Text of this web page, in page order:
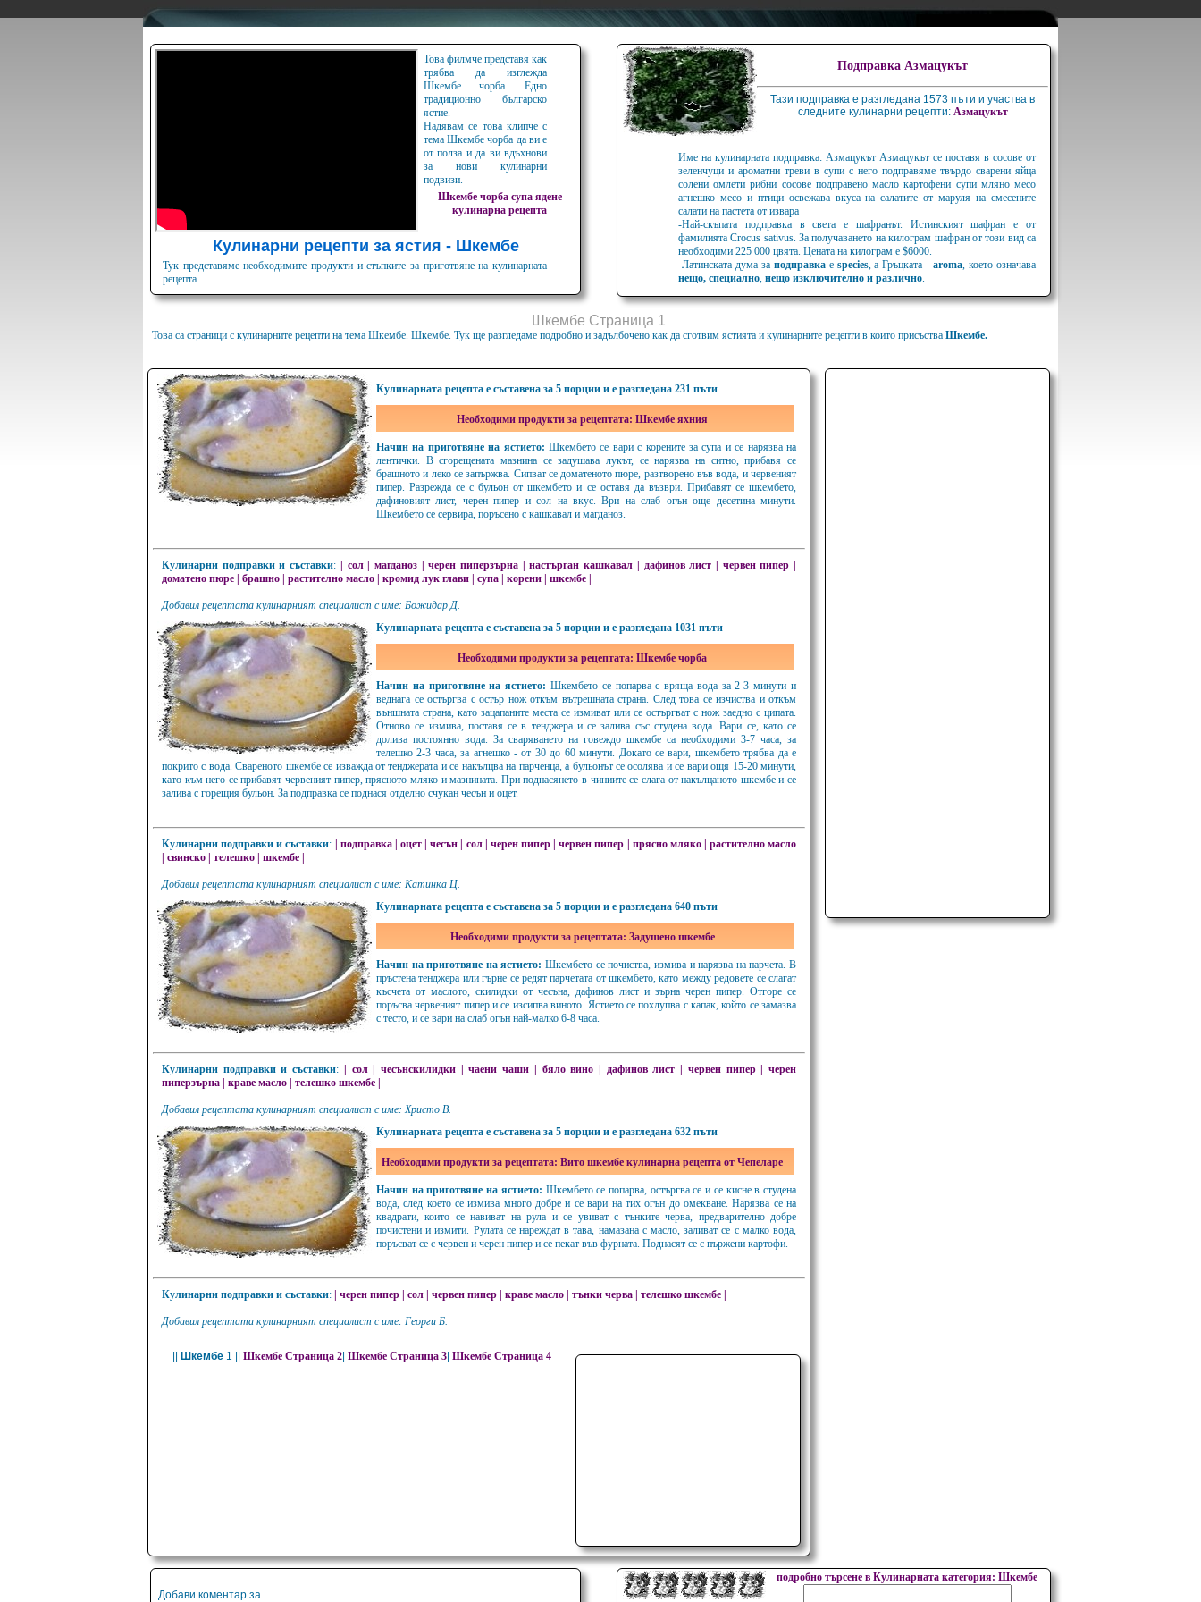
Това филмче представя как
трябва да изглежда
Шкембе чорба. Едно
традиционно българско
ястие.
Надявам се това клипче с
тема Шкембе чорба да ви е
от полза и да ви вдъхнови
за нови кулинарни
подвизи.
Шкембе чорба супа ядене
кулинарна рецепта
Кулинарни рецепти за ястия - Шкембе
Тук представяме необходимите продукти и стъпките за приготвяне на кулинарната
рецепта
Подправка Азмацукът
Тази подправка е разгледана 1573 пъти и участва в
следните кулинарни рецепти: Азмацукът
Име на кулинарната подправка: Азмацукът Aзмацукът се поставя в сосове от
зеленчуци и ароматни треви в супи с него подправяме твърдо сварени яйца
солени омлети рибни сосове подправено масло картофени супи мляно месо
агнешко месо и птици освежава вкуса на салатите от маруля на смесените
салати на пастета от извара
-Най-скъпата подправка в света е шафранът. Истинският шафран е от
фамилията Crocus sativus. За получаването на килограм шафран от този вид са
необходими 225 000 цвята. Цената на килограм е $6000.
-Латинската дума за подправкае species, а Гръцката -aroma, което означава
нещо, специално, нещо изключително и различно.
Шкембе Страница 1
Това са страници с кулинарните рецепти на тема Шкембе. Шкембе. Тук ще разгледаме подробно и задълбочено как да сготвим ястията и кулинарните рецепти в които присъства Шкембе.
Кулинарната рецепта е съставена за 5 порции и е разгледана 231 пъти
Необходими продукти за рецептата: Шкембе яхния
Начин на приготвяне на ястието: Шкембето се вари с корените за супа и се нарязва на
лентички. В сгорещената мазнина се задушава лукът, се нарязва на ситно, прибавя се
брашното и леко се запържва. Сипват се доматеното пюре, разтворено във вода, и червеният
пипер. Разрежда се с бульон от шкембето и се оставя да възври. Прибавят се шкембето,
дафиновият лист, черен пипер и сол на вкус. Ври на слаб огън още десетина минути.
Шкембето се сервира, поръсено с кашкавал и магданоз.
Кулинарни подправки и съставки: сол магданоз |черен пиперзърна |настърган кашкавал дафинов лист червен пипер
доматено пюре
брашно растително масло кромид лук глави супа корени шкембе
Добавил рецептата кулинарният специалист с име: Божидар Д.
Кулинарната рецепта е съставена за 5 порции и е разгледана 1031 пъти
Необходими продукти за рецептата: Шкембе чорба
Начин на приготвяне на ястието: Шкембето се попарва с вряща вода за 2-3 минути и
веднага се остъргва с остър нож откъм вътрешната страна. След това се изчиства и откъм
външната страна, като зацапаните места се измиват или се остъргват с нож заедно с ципата.
Отново се измива, поставя се в тенджера и се залива със студена вода. Вари се, като се
долива постоянно вода. За сваряването на говеждо шкембе са необходими 3-7 часа, за
телешко 2-3 часа, за агнешко - от 30 до 60 минути. Докато се вари, шкембето трябва да е
покрито с вода. Свареното шкембе се изважда от тенджерата и се накълцва на парченца, а бульонът се осолява и се вари ощя 15-20 минути,
като към него се прибавят червеният пипер, прясното мляко и мазнината. При поднасянето в чиниите се слага от накълцаното шкембе и се
залива с горещия бульон. За подправка се поднася отделно счукан чесън и оцет.
Кулинарни подправки и съставки: подправка оцет |чесън сол черен пипер |червен пипер прясно мляко |растително масло
свинско телешко шкембе
Добавил рецептата кулинарният специалист с име: Катинка Ц.
Кулинарната рецепта е съставена за 5 порции и е разгледана 640 пъти
Необходими продукти за рецептата: Задушено шкембе
Начин на приготвяне на ястието: Шкембето се почиства, измива и нарязва на парчета. В
пръстена тенджера или гърне се редят парчетата от шкембето, като между редовете се слагат
късчета от маслото, скилидки от чесъна, дафинов лист и зърна черен пипер. Отгоре се
поръсва червеният пипер и се изсипва виното. Ястието се похлупва с капак, който се замазва
с тесто, и се вари на слаб огън най-малко 6-8 часа.
Кулинарни подправки и съставки: сол |чесънскилидки |чаени чаши бяло вино дафинов лист червен пипер |черен
пиперзърна
краве масло телешко шкембе
Добавил рецептата кулинарният специалист с име: Христо В.
Кулинарната рецепта е съставена за 5 порции и е разгледана 632 пъти
Необходими продукти за рецептата: Вито шкембе кулинарна рецепта от Чепеларе
Начин на приготвяне на ястието: Шкембето се попарва, остъргва се и се кисне в студена
вода, след което се измива много добре и се вари на тих огън до омекване. Нарязва се на
квадрати, които се навиват на рула и се увиват с тънките черва, предварително добре
почистени и измити. Рулата се нареждат в тава, намазана с масло, заливат се с малко вода,
поръсват се с червен и черен пипер и се пекат във фурната. Поднасят се с пържени картофи.
Кулинарни подправки и съставки: черен пипер сол червен пипер краве масло тънки черва телешко шкембе
Добавил рецептата кулинарният специалист с име: Георги Б.
Шкембе 1 || Шкембе Страница 2 Шкембе Страница 3 Шкембе Страница 4
Добави коментар за
подробно търсене в Кулинарната категория: Шкембе